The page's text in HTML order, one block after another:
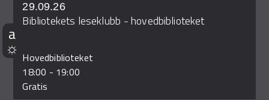
29.09.26
Bibliotekets leseklubb - hovedbiblioteket
Hovedbiblioteket
18:00 - 19:00
Gratis